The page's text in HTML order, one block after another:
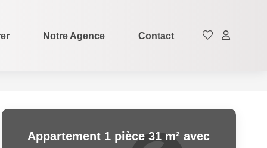
Notre Agence Contact
Appartement 1 pièce 31 m² avec